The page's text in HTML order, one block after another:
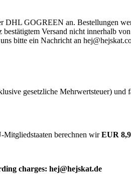
DHL GOGREEN an. Bestellungen
bestätigtem Versand nicht innerhalb
bitte ein Nachricht an
gesetzliche Mehrwertsteuer) und
berechnen wirEUR
charges: hej@hejskat.de